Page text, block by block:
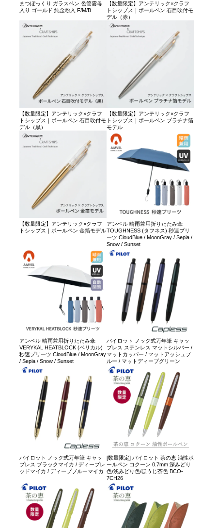
まつぼっくり ガラスペン 色管雲母
入り ゴールド 純金粉入 F/M/B
【数量限定】アンテリック×クラフ
トシップス｜ボールペン 石目吹付モ
デル（赤）
【数量限定】アンテリック×クラフ
トシップス｜ボールペン 石目吹付モ
デル（黒）
【数量限定】アンテリック×クラフ
トシップス｜ボールペン プラチナ箔
モデル
【数量限定】アンテリック×クラフ
トシップス｜ボールペン 金箔モデル
アンベル 晴雨兼用折りたたみ傘
TOUGHNESS (タフネス) 秒速プリ
ーツ CloudBlue / MoonGray / Sepia /
Snow / Sunset
アンベル 晴雨兼用折りたたみ傘
VERYKAL HEATBLOCK (ベリカル)
秒速プリーツ CloudBlue / MoonGray
/ Sepia / Snow / Sunset
パイロット ノック式万年筆 キャッ
プレス ステンレス マットシルバー /
マットカッパー / マットアッシュブ
ルー / マットディープグリーン
パイロット ノック式万年筆 キャッ
プレス ブラックマイカ / ディープレ
ッドマイカ / ディープブルーマイカ
[数量限定] パイロット 茶の恵 油性ボ
ールペン コクーン 0.7mm 深みどり
色/浅みどり色/ほうじ茶色 BCO-
7CH26